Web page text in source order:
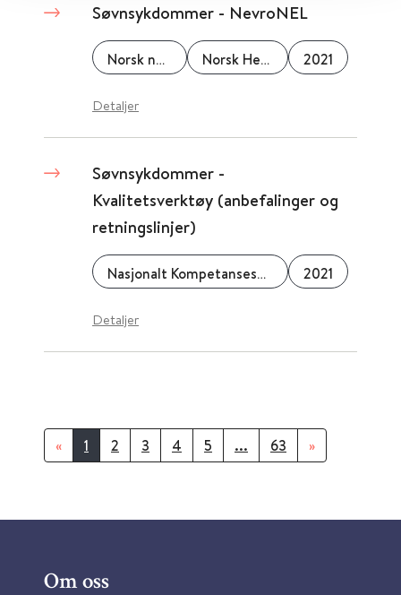
Søvnsykdommer - NevroNEL
Norsk nevrologisk forening Norsk Helseinformatikk (NHI) 2021
Detaljer
Søvnsykdommer -
Kvalitetsverktøy (anbefalinger og
retningslinjer)
Nasjonalt Kompetansesenter for Søvnsykdommer (SOVno) 2021
Detaljer
« 1 2 3 4 5 ... 63 »
Om oss